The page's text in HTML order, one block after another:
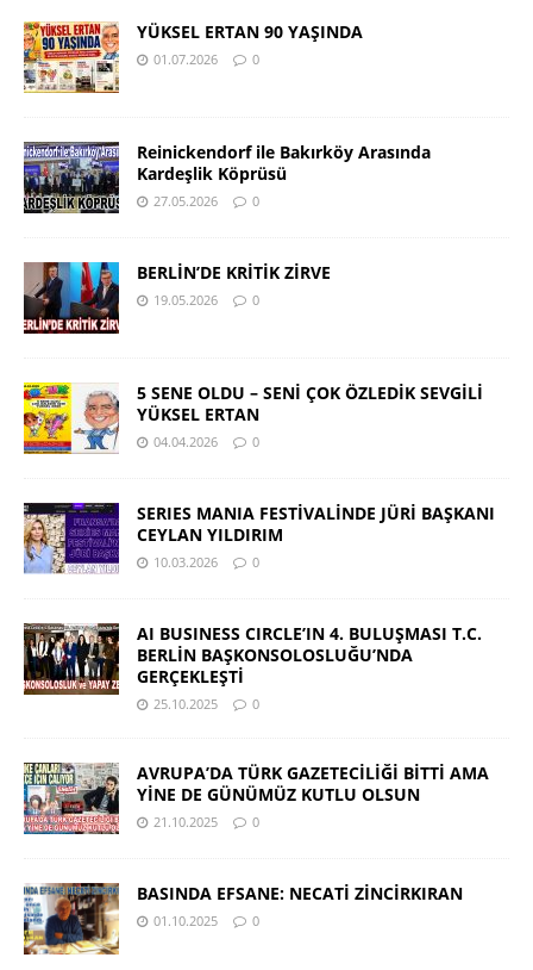
YÜKSEL ERTAN 90 YAŞINDA
01.07.2026 0
Reinickendorf ile Bakırköy Arasında
Kardeşlik Köprüsü
27.05.2026 0
BERLİN’DE KRİTİK ZİRVE
19.05.2026 0
5 SENE OLDU – SENİ ÇOK ÖZLEDİK SEVGİLİ
YÜKSEL ERTAN
04.04.2026 0
SERIES MANIA FESTİVALİNDE JÜRİ BAŞKANI
CEYLAN YILDIRIM
10.03.2026 0
AI BUSINESS CIRCLE’IN 4. BULUŞMASI T.C.
BERLİN BAŞKONSOLOSLUĞU’NDA
GERÇEKLEŞTİ
25.10.2025 0
AVRUPA’DA TÜRK GAZETECİLİĞİ BİTTİ AMA
YİNE DE GÜNÜMÜZ KUTLU OLSUN
21.10.2025 0
BASINDA EFSANE: NECATİ ZİNCİRKIRAN
01.10.2025 0